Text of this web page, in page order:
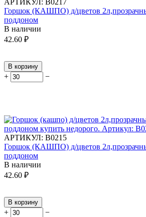
Горшок (КАШПО) д/цветов
поддоном
В наличии
42.60 ₽
В корзину
+ −
АРТИКУЛ: В0215
Горшок (КАШПО) д/цветов
поддоном
В наличии
42.60 ₽
В корзину
+ −